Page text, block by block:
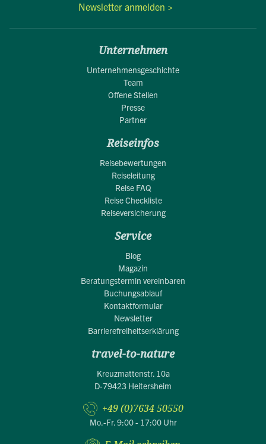
Newsletter anmelden >
Unternehmen
Unternehmensgeschichte
Team
Offene Stellen
Presse
Partner
Reiseinfos
Reisebewertungen
Reiseleitung
Reise FAQ
Reise Checkliste
Reiseversicherung
Service
Blog
Magazin
Beratungstermin vereinbaren
Buchungsablauf
Kontaktformular
Newsletter
Barrierefreiheitserklärung
travel-to-nature
Kreuzmattenstr. 10a
D-79423 Heitersheim
+49 (0)7634 50550
Mo.-Fr. 9:00 - 17:00 Uhr